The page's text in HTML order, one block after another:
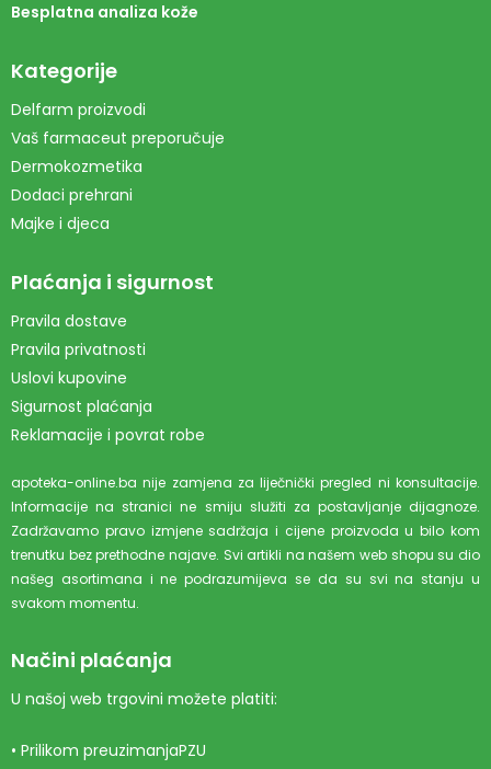
Besplatna analiza kože
Kategorije
Delfarm proizvodi
Vaš farmaceut preporučuje
Dermokozmetika
Dodaci prehrani
Majke i djeca
Plaćanja i sigurnost
Pravila dostave
Pravila privatnosti
Uslovi kupovine
Sigurnost plaćanja
Reklamacije i povrat robe
apoteka-online.ba nije zamjena za liječnički pregled ni konsultacije.
Informacije na stranici ne smiju služiti za postavljanje dijagnoze.
Zadržavamo pravo izmjene sadržaja i cijene proizvoda u bilo kom
trenutku bez prethodne najave. Svi artikli na našem web shopu su dio
našeg asortimana i ne podrazumijeva se da su svi na stanju u
svakom momentu.
Načini plaćanja
U našoj web trgovini možete platiti:
• Prilikom preuzimanjaPZU